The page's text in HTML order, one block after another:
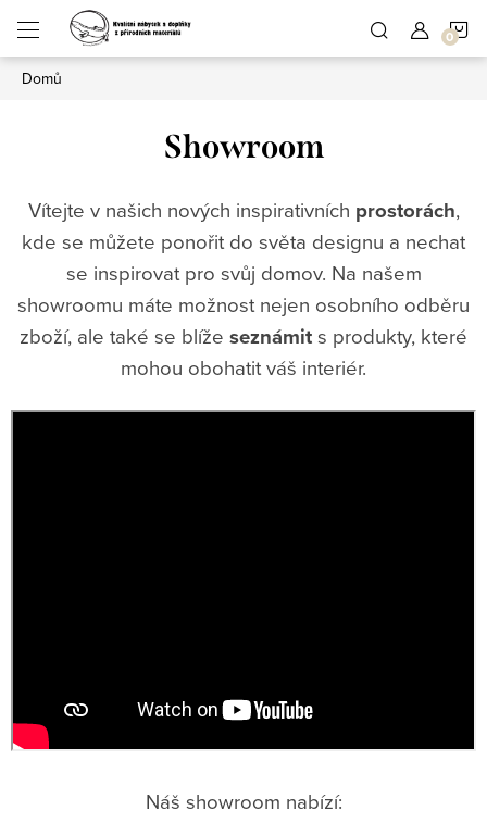
obsah
Domů
Showroom
Vítejte v našich nových inspirativních prostorách,
kde se můžete ponořit do světa designu a nechat
se inspirovat pro svůj domov. Na našem
showroomu máte možnost nejen osobního odběru
zboží, ale také se blíže seznámits produkty, které
mohou obohatit váš interiér.
Náš showroom nabízí: